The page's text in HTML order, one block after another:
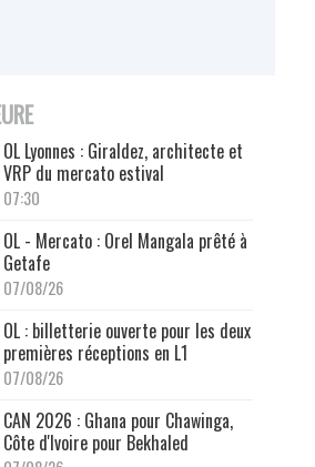
OL Lyonnes : Giraldez, architecte et
VRP du mercato estival
07:30
OL - Mercato : Orel Mangala prêté à
Getafe
07/08/26
OL : billetterie ouverte pour les deux
premières réceptions en L1
07/08/26
CAN 2026 : Ghana pour Chawinga,
Côte d'Ivoire pour Bekhaled